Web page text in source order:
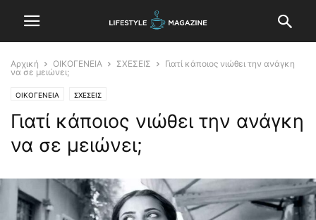
Αρχική ΟΙΚΟΓΕΝΕΙΑ ΣΧΕΣΕΙΣ
Γιατί κάποιος νιώθει την ανάγκη
να σε μειώνει;
ΟΙΚΟΓΕΝΕΙΑ ΣΧΕΣΕΙΣ
Γιατί κάποιος νιώθει την ανάγκη
να σε μειώνει;